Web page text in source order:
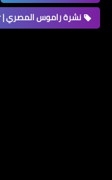
نشرة راموس المصري | Ramos Al-Masry Newsletter